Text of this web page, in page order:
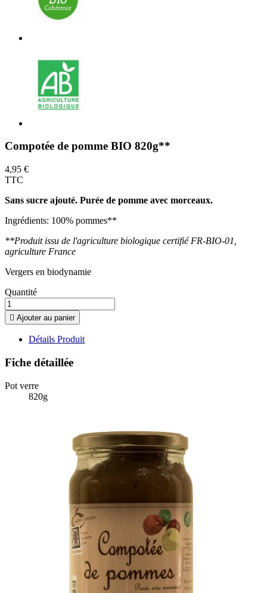
Compotée de pomme BIO 820g**
4,95 €
TTC
Sans sucre ajouté. Purée de pomme avec morceaux.
Ingrédients: 100% pommes**
**Produit issu de l'agriculture biologique certifié FR-BIO-01,
agriculture France
Vergers en biodynamie
Quantité
 Ajouter au panier
Détails Produit
Fiche détaillée
Pot verre
820g